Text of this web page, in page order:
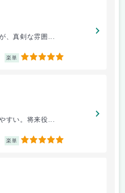
、真剣な雰囲...
楽単 5
すい。将来役...
楽単 5